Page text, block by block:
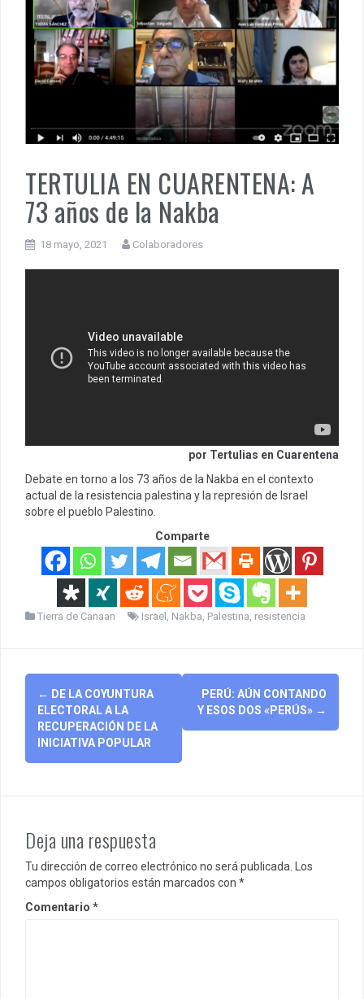
TERTULIA EN CUARENTENA: A
73 años de la Nakba
18 mayo, 2021 Colaboradores
por Tertulias en Cuarentena
Debate en torno a los 73 años de la Nakba en el contexto
actual de la resistencia palestina y la represión de Israel
sobre el pueblo Palestino.
Comparte
Tierra de Canaan Israel Nakba Palestina resistencia
Post
navigation
← DE LA COYUNTURA
ELECTORAL A LA
RECUPERACIÓN DE LA
INICIATIVA POPULAR
PERÚ: AÚN CONTANDO
Y ESOS DOS «PERÚS» →
Deja una respuesta
Tu dirección de correo electrónico no será publicada.
Los
campos obligatorios están marcados con *
Comentario *